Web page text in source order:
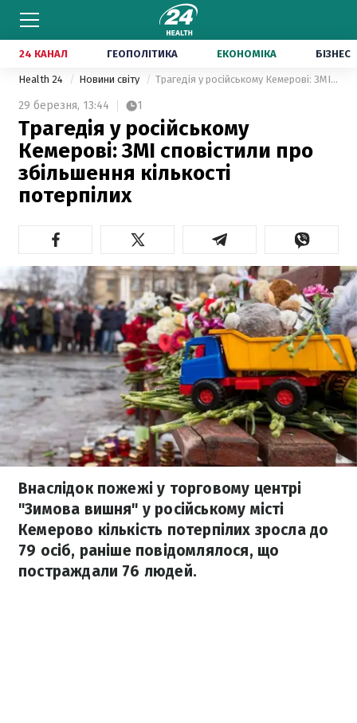
24 КАНАЛ ГЕОПОЛІТИКА ЕКОНОМІКА БІЗНЕС
Health 24 Новини світу Трагедія у російському Кемерові: ЗМІ сповістили про збільшення кількості потерпілих
29 березня, 13:44 1
Трагедія у російському
Кемерові: ЗМІ сповістили про
збільшення кількості
потерпілих
Внаслідок пожежі у торговому центрі
"Зимова вишня" у російському місті
Кемерово кількість потерпілих зросла до
79 осіб, раніше повідомлялося, що
постраждали 76 людей.